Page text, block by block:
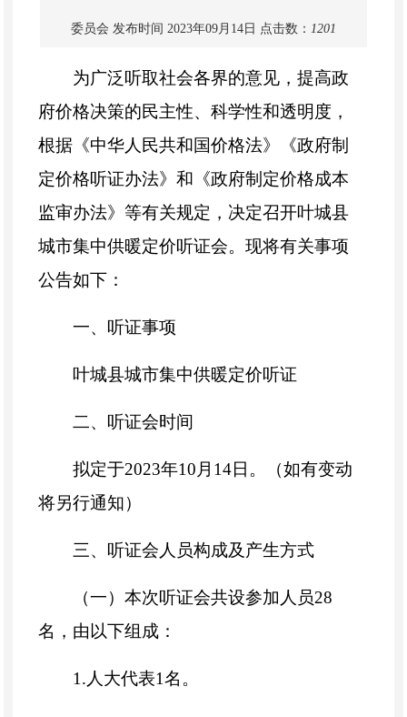
委员会 发布时间 2023年09月14日 点击数： 1201
为广泛听取社会各界的意见，提高政
府价格决策的民主性、科学性和透明度，
根据《中华人民共和国价格法》《政府制
定价格听证办法》和《政府制定价格成本
监审办法》等有关规定，决定召开叶城县
城市集中供暖定价听证会。现将有关事项
公告如下：
一、听证事项
叶城县城市集中供暖定价听证
二、听证会时间
拟定于2023年10月14日。（如有变动
将另行通知）
三、听证会人员构成及产生方式
（一）本次听证会共设参加人员28
名，由以下组成：
1.人大代表1名。